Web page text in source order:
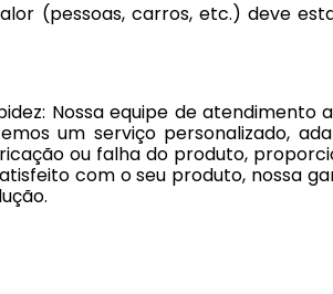
(pessoas, carros, etc.) deve
Nossa equipe de
um serviço personalizado,
ou falha do produto,
com o seu produto, nossa